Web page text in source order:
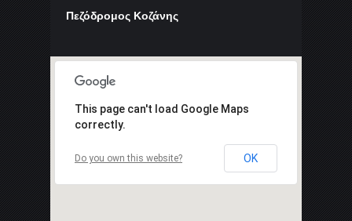
Πεζόδρομος Κοζάνης
This page can't load Google Maps
correctly.
Do you own this website? OK